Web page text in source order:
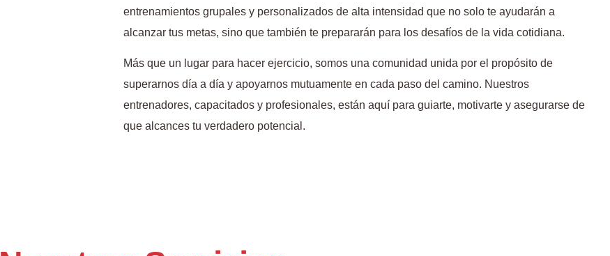
entrenamientos grupales y personalizados de alta intensidad que no solo te ayudarán a
alcanzar tus metas, sino que también te prepararán para los desafíos de la vida cotidiana.
Más que un lugar para hacer ejercicio, somos una comunidad unida por el propósito de
superarnos día a día y apoyarnos mutuamente en cada paso del camino. Nuestros
entrenadores, capacitados y profesionales, están aquí para guiarte, motivarte y asegurarse de
que alcances tu verdadero potencial.